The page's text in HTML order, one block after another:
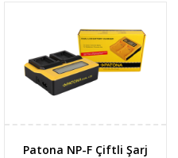
Patona NP-F Çiftli Şarj